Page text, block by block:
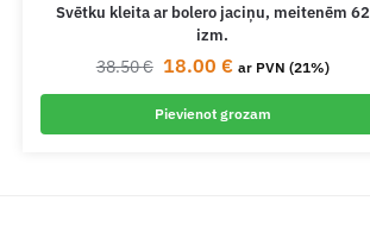
Svētku kleita ar bolero jaciņu, meitenēm 62
izm.
38.50€ 18.00 € ar PVN (21%)
Pievienot grozam